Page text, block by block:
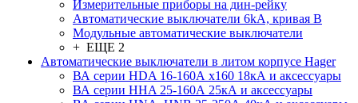
Измерительные приборы на дин-рейку
Автоматические выключатели 6kA, кривая В
Модульные автоматические выключатели
+ ЕЩЕ 2
Автоматические выключатели в литом корпусе Hager
ВА серии HDA 16-160А x160 18кА и аксессуары
ВА серии HHA 25-160А 25кА и аксессуары